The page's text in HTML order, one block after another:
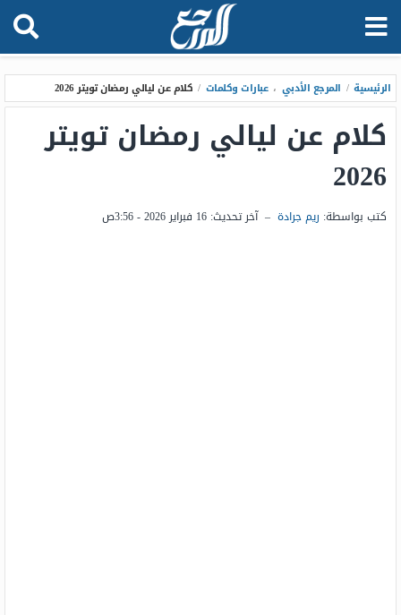
الرئيسية / المرجع الأدبي ، عبارات وكلمات / كلام عن ليالي رمضان تويتر 2026
كلام عن ليالي رمضان تويتر
2026
كتب بواسطة: ريم جرادة – آخر تحديث: 16 فبراير 2026 - 3:56ص